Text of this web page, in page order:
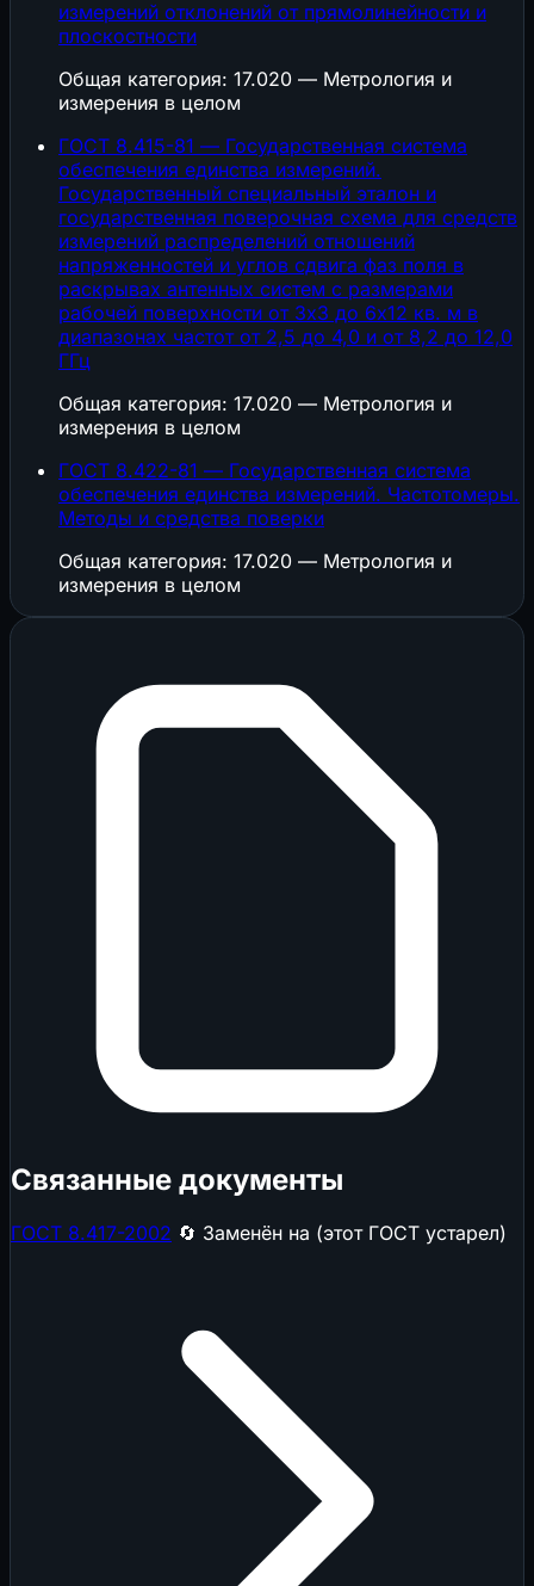
измерений отклонений от прямолинейности и
плоскостности
Общая категория: 17.020 — Метрология и
измерения в целом
ГОСТ 8.415-81 — Государственная система
обеспечения единства измерений.
Государственный специальный эталон и
государственная поверочная схема для средств
измерений распределений отношений
напряженностей и углов сдвига фаз поля в
раскрывах антенных систем с размерами
рабочей поверхности от 3х3 до 6х12 кв. м в
диапазонах частот от 2,5 до 4,0 и от 8,2 до 12,0
ГГц
Общая категория: 17.020 — Метрология и
измерения в целом
ГОСТ 8.422-81 — Государственная система
обеспечения единства измерений. Частотомеры.
Методы и средства поверки
Общая категория: 17.020 — Метрология и
измерения в целом
Связанные документы
ГОСТ 8.417-2002 🔄 Заменён на (этот ГОСТ устарел)